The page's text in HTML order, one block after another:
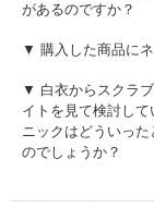
があるのですか？
▼ 購入した商品に
▼ 白衣からスクラ
イトを見て検討し
ニックはどういっ
のでしょうか？